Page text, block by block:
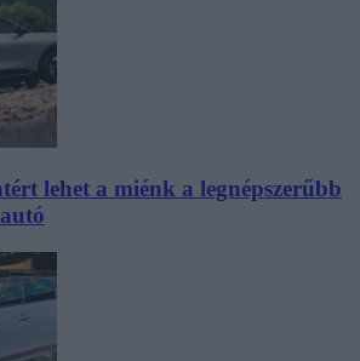
lehet a miénk a legnépszerűbb